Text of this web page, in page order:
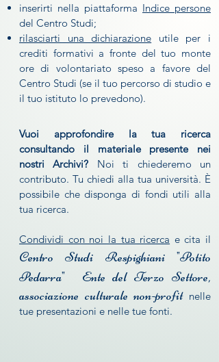
inserirti nella piattaforma Indice persone
del Centro Studi;
rilasciarti una dichiarazione utile per i
crediti formativi a fronte del tuo monte
ore di volontariato speso a favore del
Centro Studi (se il tuo percorso di studio e
il tuo istituto lo prevedono).
Vuoi approfondire la tua ricerca
consultando il materiale presente nei
nostri Archivi? Noi ti chiederemo un
contributo. Tu chiedi alla tua università. È
possibile che disponga di fondi utili alla
tua ricerca.
Condividi con noi la tua ricerca e cita il
Centro Studi Respighiani "Potito
Pedarra"
Ente del Terzo Settore,
associazione culturale non-profit nelle
tue presentazioni e nelle tue fonti.